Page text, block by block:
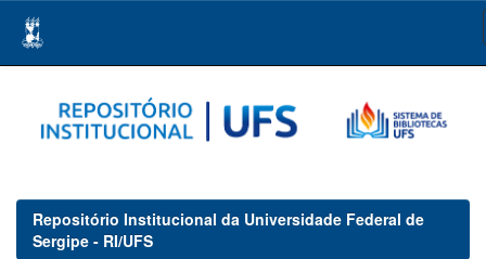
navigation
Repositório Institucional da Universidade Federal de
Sergipe - RI/UFS